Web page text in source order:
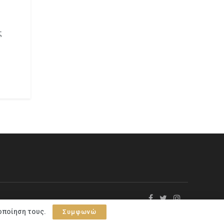
τους. Συμφωνώ